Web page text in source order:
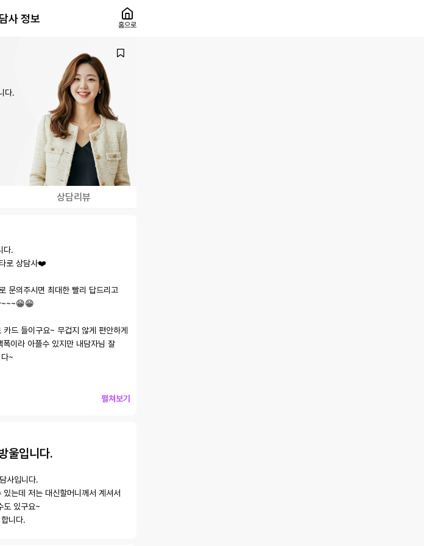
사 정보
홈으로
다.
상담리뷰
다.
로 상담사❤️
문의주시면 최대한 빨리 답드리고
~~~😁😁
드 들이구요~ 무겁지 않게 편안하게
이라 아플수 있지만 내담자님 잘
~
펼쳐보기
울입니다.
사입니다.
는데 저는 대신할머니께서 계셔서
도 있구요~
니다.